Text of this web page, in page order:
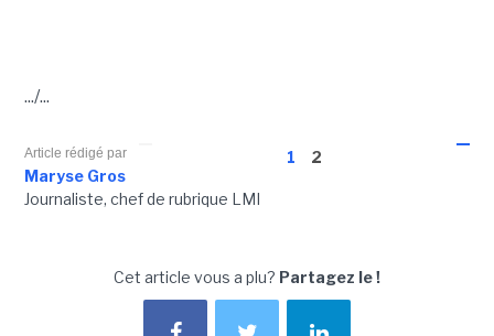
.../...
1 2
Article rédigé par
Maryse Gros
Journaliste, chef de rubrique LMI
Cet article vous a plu? Partagez le !